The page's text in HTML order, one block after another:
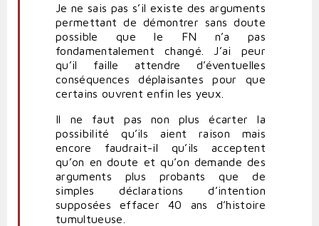
Je ne sais pas s’il existe des arguments
permettant de démontrer sans doute
possible que le FN n’a pas
fondamentalement changé. J’ai peur
qu’il faille attendre d’éventuelles
conséquences déplaisantes pour que
certains ouvrent enfin les yeux.
Il ne faut pas non plus écarter la
possibilité qu’ils aient raison mais
encore faudrait-il qu’ils acceptent
qu’on en doute et qu’on demande des
arguments plus probants que de
simples déclarations d’intention
supposées effacer 40 ans d’histoire
tumultueuse.